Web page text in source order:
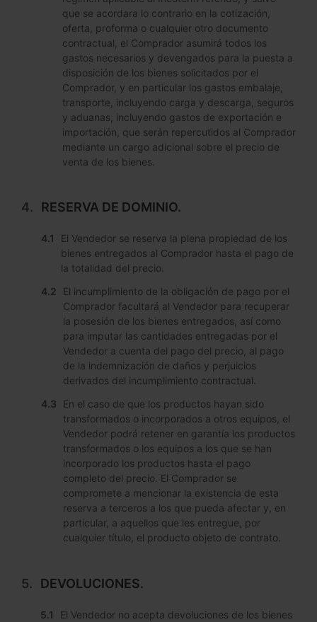
que se acordara lo contrario en la cotización,
oferta, proforma o cualquier otro documento
contractual, el Comprador asumirá todos los
gastos necesarios y devengados para la puesta a
disposición de los bienes solicitados por el
Comprador, y en particular los gastos embalaje,
transporte, incluyendo carga y descarga, seguros
y aduanas, incluyendo gastos de exportación e
importación, que serán repercutidos al Comprador
mediante un cargo adicional sobre el precio de
venta de los bienes.
RESERVA DE DOMINIO.
El Vendedor se reserva la plena propiedad de los
bienes entregados al Comprador hasta el pago de
la totalidad del precio.
El incumplimiento de la obligación de pago por el
Comprador facultará al Vendedor para recuperar
la posesión de los bienes entregados, así como
para imputar las cantidades entregadas por el
Vendedor a cuenta del pago del precio, al pago
de la indemnización de daños y perjuicios
derivados del incumplimiento contractual.
En el caso de que los productos hayan sido
transformados o incorporados a otros equipos, el
Vendedor podrá retener en garantía los productos
transformados o los equipos a los que se han
incorporado los productos hasta el pago
completo del precio. El Comprador se
compromete a mencionar la existencia de esta
reserva a terceros a los que pueda afectar y, en
particular, a aquellos que les entregue, por
cualquier título, el producto objeto de contrato.
DEVOLUCIONES.
El Vendedor no acepta devoluciones de los bienes